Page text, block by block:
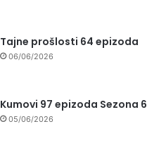
Tajne prošlosti 64 epizoda
06/06/2026
Kumovi 97 epizoda Sezona 6
05/06/2026